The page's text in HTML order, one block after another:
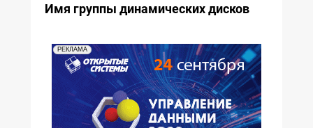
Имя группы динамических дисков
РЕКЛАМА